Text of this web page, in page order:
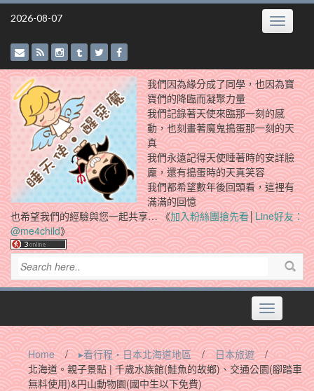
Skip
2026-08-07 Toggle
我們因為緣分成了同學，也因為寶
寶們的降臨而凝聚力量
我們記錄著天使來臨那一刻的感
動，也刻畫著魔鬼搗蛋那一刻的天
真
我們永遠記得天使睡著時的安詳臉
龐，還有搗蛋時的天真笑容
我們都希望數年後回頭看，這裡有
滿滿的回憶
也希望我們的經驗與您一起共享… 《加入粉絲團搶先看│Line好友：
@me4child》
Toggle
navigation
Home / ▸看行程‧日本北海道地區 / 日本旅遊
/
北海道。親子景點 | 千歲水族館(鮭魚的故鄉)、交通公園(腳踏車
無料使用)&円山動物園(國中生以下免費)